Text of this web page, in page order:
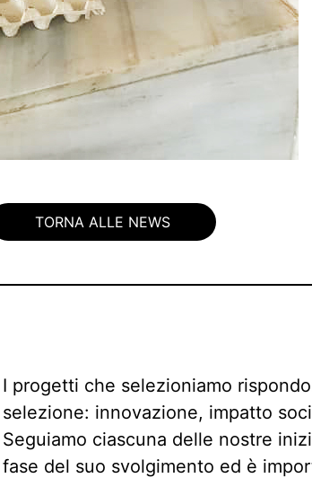
TORNA ALLE NEWS
I progetti che selezioniamo
selezione: innovazione, impatto
Seguiamo ciascuna delle nostre
fase del suo svolgimento ed è